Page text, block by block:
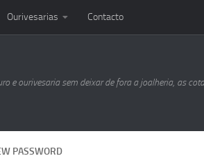
Ourivesarias Contacto
e ourivesaria sem deixar de fora a joalheria, as
PASSWORD